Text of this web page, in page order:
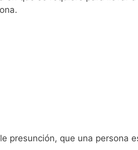
presunción, que una persona